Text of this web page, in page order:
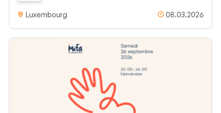
Luxembourg 08.03.2026